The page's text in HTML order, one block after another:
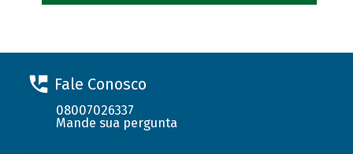
Fale Conosco
08007026337
Mande sua pergunta